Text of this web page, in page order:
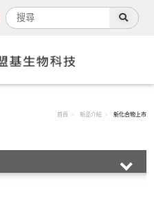
首頁 新品介紹 新化合物上市